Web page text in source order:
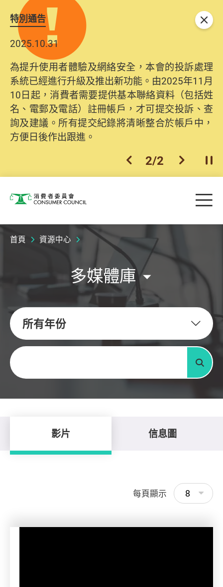
特別通告
2025.10.31
為提升使用者體驗及網絡安全，本會的投訴處理
系統已經進行升級及推出新功能。由2025年11月
10日起，消費者需要提供基本聯絡資料（包括姓
名、電郵及電話）註冊帳戶，才可提交投訴、查
詢及建議。所有提交紀錄將清晰整合於帳戶中，
方便日後作出跟進。
上一個
2/2 下一個開
關閉
消費者委員會 目
首頁 資源中心
多媒體庫
所有年份
關鍵字
搜尋
影片 信息圖
每頁顯示 8